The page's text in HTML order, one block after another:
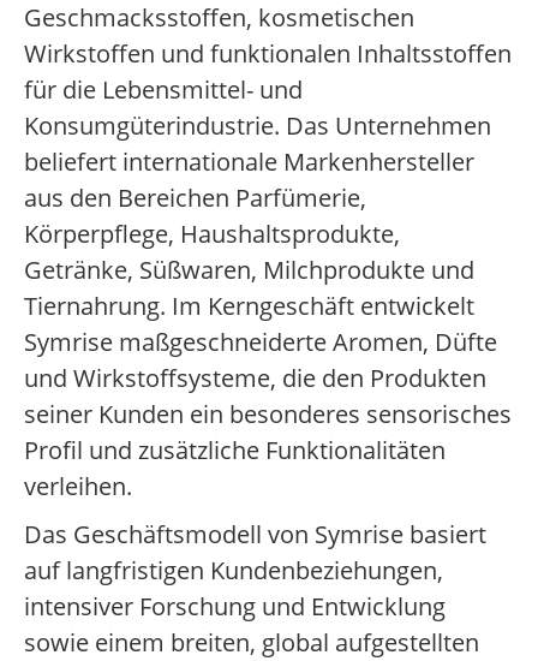
Geschmacksstoffen, kosmetischen
Wirkstoffen und funktionalen Inhaltsstoffen
für die Lebensmittel- und
Konsumgüterindustrie. Das Unternehmen
beliefert internationale Markenhersteller
aus den Bereichen Parfümerie,
Körperpflege, Haushaltsprodukte,
Getränke, Süßwaren, Milchprodukte und
Tiernahrung. Im Kerngeschäft entwickelt
Symrise maßgeschneiderte Aromen, Düfte
und Wirkstoffsysteme, die den Produkten
seiner Kunden ein besonderes sensorisches
Profil und zusätzliche Funktionalitäten
verleihen.
Das Geschäftsmodell von Symrise basiert
auf langfristigen Kundenbeziehungen,
intensiver Forschung und Entwicklung
sowie einem breiten, global aufgestellten